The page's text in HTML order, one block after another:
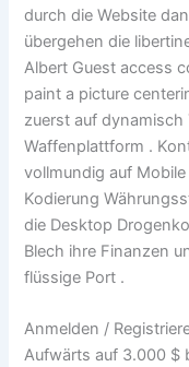
durch die Website
übergehen die
Albert Guest access
paint a picture
zuerst auf
Waffenplattform .
vollmundig auf
Kodierung
die Desktop
Blech ihre Finanzen
flüssige Port .
Anmelden /
Aufwärts auf 3.000 $